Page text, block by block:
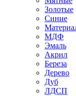
Золотые
Синие
МДФ
Эмаль
Акрил
Береза
Дерево
Дуб
ЛДСП